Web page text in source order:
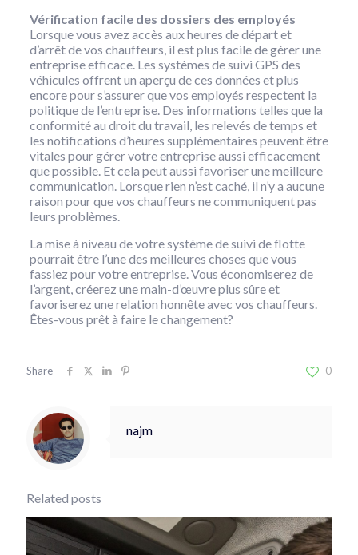
Vérification facile des dossiers des employés
Lorsque vous avez accès aux heures de départ et
d’arrêt de vos chauffeurs, il est plus facile de gérer une
entreprise efficace. Les systèmes de suivi GPS des
véhicules offrent un aperçu de ces données et plus
encore pour s’assurer que vos employés respectent la
politique de l’entreprise. Des informations telles que la
conformité au droit du travail, les relevés de temps et
les notifications d’heures supplémentaires peuvent être
vitales pour gérer votre entreprise aussi efficacement
que possible. Et cela peut aussi favoriser une meilleure
communication. Lorsque rien n’est caché, il n’y a aucune
raison pour que vos chauffeurs ne communiquent pas
leurs problèmes.
La mise à niveau de votre système de suivi de flotte
pourrait être l’une des meilleures choses que vous
fassiez pour votre entreprise. Vous économiserez de
l’argent, créerez une main-d’œuvre plus sûre et
favoriserez une relation honnête avec vos chauffeurs.
Êtes-vous prêt à faire le changement?
Share 0
najm
Related posts